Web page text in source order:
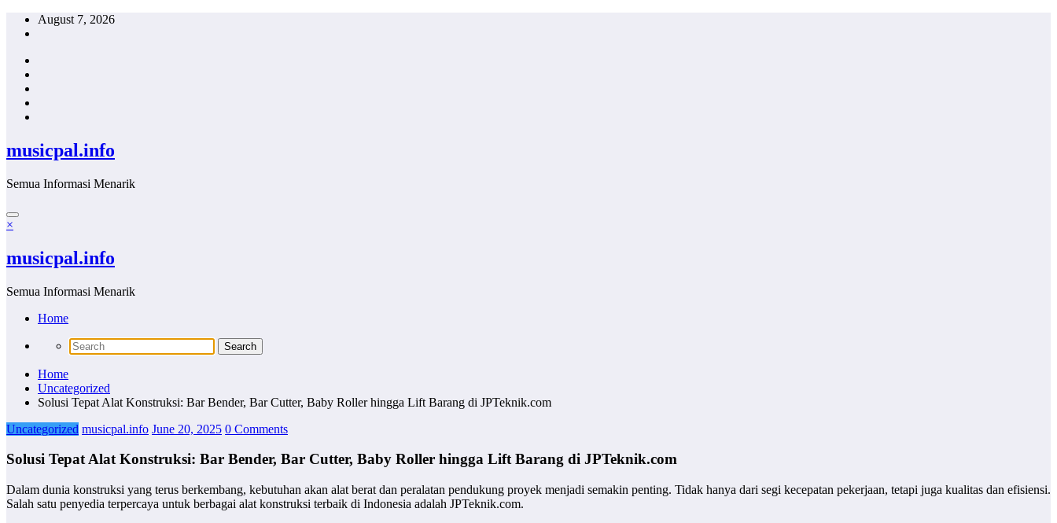
Skip
August 7, 2026
musicpal.info
Semua Informasi Menarik
×
musicpal.info
Semua Informasi Menarik
Home
Home
Uncategorized
Solusi Tepat Alat Konstruksi: Bar Bender, Bar Cutter, Baby Roller hingga Lift Barang di JPTeknik.com
Uncategorized musicpal.info June 20, 2025 0 Comments
Solusi Tepat Alat Konstruksi: Bar Bender, Bar Cutter, Baby Roller hingga Lift Barang di JPTeknik.com
Dalam dunia konstruksi yang terus berkembang, kebutuhan akan alat berat dan peralatan pendukung proyek menjadi semakin penting. Tidak hanya dari segi kecepatan pekerjaan, tetapi juga kualitas dan efisiensi.
Salah satu penyedia terpercaya untuk berbagai alat konstruksi terbaik di Indonesia adalah JPTeknik.com.